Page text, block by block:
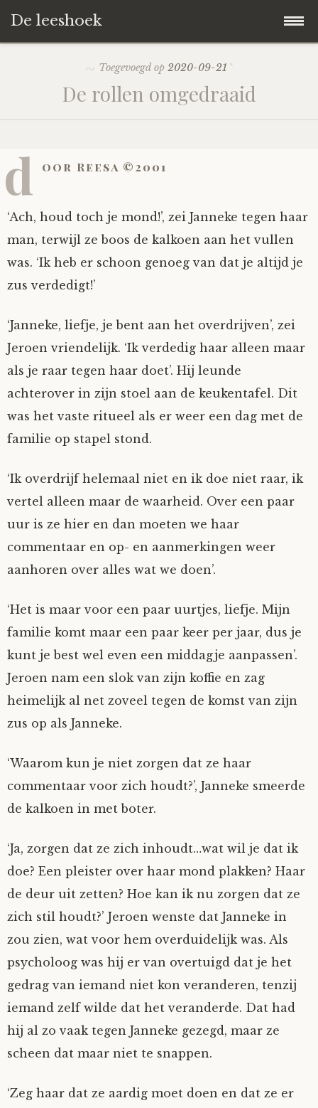
De leeshoek
De Leeshoek
Het Biechthokje
Nieuw op de site
Adventskalenders
Alternatieve straffen
Op ontdekkingsreis
Posities
Spelletjes
HD-Archief
Het hele archief
Hoe geef je?
Instrumenten
Verhalen
Alle verhalen
Algae
aube
Ben Hands-on
Björn
Clarity
Fioontje
Gralin
Jack
Juliette Stark
Kersje
Lani
Nyncke
SirTeddy
Spelican
Verhalen van de HD-site
Verhalen van Anne en Bill
Anne
Interactieve verhalen
Polls
Mijn Account
Toegevoegd op2020-09-21
De rollen omgedraaid
d oor Reesa ©2001
‘Ach, houd toch je mond!’, zei Janneke tegen haar
man, terwijl ze boos de kalkoen aan het vullen
was. ‘Ik heb er schoon genoeg van dat je altijd je
zus verdedigt!’
‘Janneke, liefje, je bent aan het overdrijven’, zei
Jeroen vriendelijk. ‘Ik verdedig haar alleen maar
als je raar tegen haar doet’. Hij leunde
achterover in zijn stoel aan de keukentafel. Dit
was het vaste ritueel als er weer een dag met de
familie op stapel stond.
‘Ik overdrijf helemaal niet en ik doe niet raar, ik
vertel alleen maar de waarheid. Over een paar
uur is ze hier en dan moeten we haar
commentaar en op- en aanmerkingen weer
aanhoren over alles wat we doen’.
‘Het is maar voor een paar uurtjes, liefje. Mijn
familie komt maar een paar keer per jaar, dus je
kunt je best wel even een middagje aanpassen’.
Jeroen nam een slok van zijn koffie en zag
heimelijk al net zoveel tegen de komst van zijn
zus op als Janneke.
‘Waarom kun je niet zorgen dat ze haar
commentaar voor zich houdt?’, Janneke smeerde
de kalkoen in met boter.
‘Ja, zorgen dat ze zich inhoudt…wat wil je dat ik
doe? Een pleister over haar mond plakken? Haar
de deur uit zetten? Hoe kan ik nu zorgen dat ze
zich stil houdt?’ Jeroen wenste dat Janneke in
zou zien, wat voor hem overduidelijk was. Als
psycholoog was hij er van overtuigd dat je het
gedrag van iemand niet kon veranderen, tenzij
iemand zelf wilde dat het veranderde. Dat had
hij al zo vaak tegen Janneke gezegd, maar ze
scheen dat maar niet te snappen.
‘Zeg haar dat ze aardig moet doen en dat ze er